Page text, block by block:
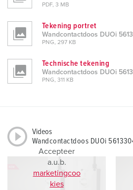
PDF, 3 MB
Tekening portret
Wandcontactdoos DUOi
PNG, 297 KB
Technische tekening
Wandcontactdoos DUOi
PNG, 311 KB
Videos
Wandcontactdoos DUOi
Accepteer
a.u.b.
marketingcoo
kies